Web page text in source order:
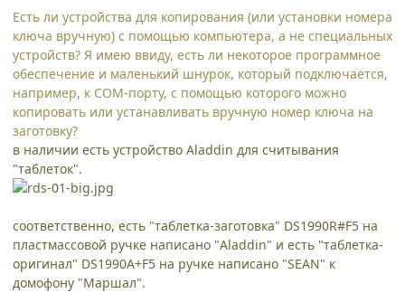
Есть ли устройства для копирования (или установки номера
ключа вручную) с помощью компьютера, а не специальных
устройств? Я имею ввиду, есть ли некоторое программное
обеспечение и маленький шнурок, который подключается,
например, к COM-порту, с помощью которого можно
копировать или устанавливать вручную номер ключа на
заготовку?
в наличии есть устройство Aladdin для считывания
"таблеток".
соответственно, есть "таблетка-заготовка" DS1990R#F5 на
пластмассовой ручке написано "Aladdin" и есть "таблетка-
оригинал" DS1990A+F5 на ручке написано "SEAN" к
домофону "Маршал".